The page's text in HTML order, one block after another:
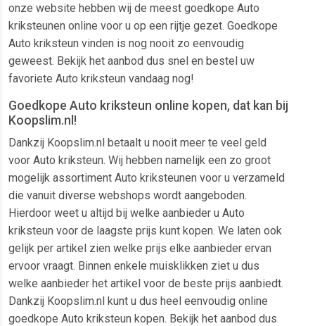
onze website hebben wij de meest goedkope Auto
kriksteunen online voor u op een rijtje gezet. Goedkope
Auto kriksteun vinden is nog nooit zo eenvoudig
geweest. Bekijk het aanbod dus snel en bestel uw
favoriete Auto kriksteun vandaag nog!
Goedkope Auto kriksteun online kopen, dat kan bij
Koopslim.nl!
Dankzij Koopslim.nl betaalt u nooit meer te veel geld
voor Auto kriksteun. Wij hebben namelijk een zo groot
mogelijk assortiment Auto kriksteunen voor u verzameld
die vanuit diverse webshops wordt aangeboden.
Hierdoor weet u altijd bij welke aanbieder u Auto
kriksteun voor de laagste prijs kunt kopen. We laten ook
gelijk per artikel zien welke prijs elke aanbieder ervan
ervoor vraagt. Binnen enkele muisklikken ziet u dus
welke aanbieder het artikel voor de beste prijs aanbiedt.
Dankzij Koopslim.nl kunt u dus heel eenvoudig online
goedkope Auto kriksteun kopen. Bekijk het aanbod dus